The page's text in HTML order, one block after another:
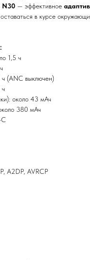
N30 — эффективное
в курсе
1,5 ч
ч (ANC выключен)
ч
около 43 мАч
380 мАч
C
A2DP, AVRCP